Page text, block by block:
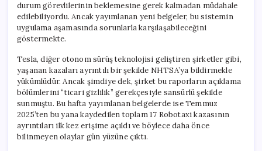
durum görevlilerinin beklemesine gerek kalmadan müdahale
edilebiliyordu. Ancak yayımlanan yeni belgeler, bu sistemin
uygulama aşamasında sorunlarla karşılaşabileceğini
göstermekte.
Tesla, diğer otonom sürüş teknolojisi geliştiren şirketler gibi,
yaşanan kazaları ayrıntılı bir şekilde NHTSA’ya bildirmekle
yükümlüdür. Ancak şimdiye dek, şirket bu raporların açıklama
bölümlerini “ticari gizlilik” gerekçesiyle sansürlü şekilde
sunmuştu. Bu hafta yayımlanan belgelerde ise Temmuz
2025’ten bu yana kaydedilen toplam 17 Robotaxi kazasının
ayrıntıları ilk kez erişime açıldı ve böylece daha önce
bilinmeyen olaylar gün yüzüne çıktı.